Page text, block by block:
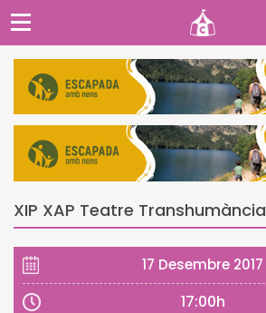
XIP XAP Teatre Transhumància
17 Desembre 2017
17:00h